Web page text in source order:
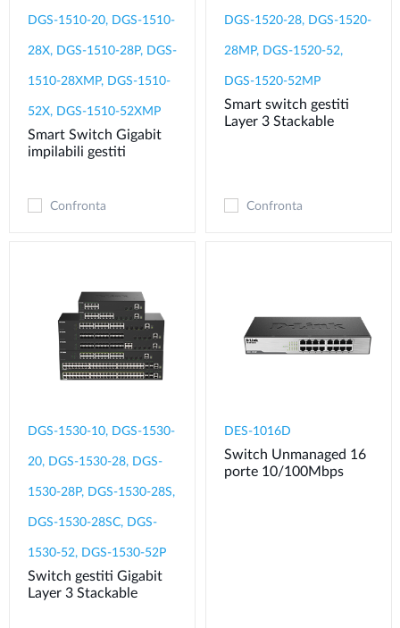
DGS-1510-20, DGS-1510-
28X, DGS-1510-28P, DGS-
1510-28XMP, DGS-1510-
52X, DGS-1510-52XMP
Smart Switch Gigabit
impilabili gestiti
Confronta
DGS-1520-28, DGS-1520-
28MP, DGS-1520-52,
DGS-1520-52MP
Smart switch gestiti
Layer 3 Stackable
Confronta
DGS-1530-10, DGS-1530-
20, DGS-1530-28, DGS-
1530-28P, DGS-1530-28S,
DGS-1530-28SC, DGS-
1530-52, DGS-1530-52P
Switch gestiti Gigabit
Layer 3 Stackable
DES-1016D
Switch Unmanaged 16
porte 10/100Mbps